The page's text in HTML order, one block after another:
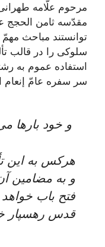
مرحوم علّامه
مقدّسه ثامن الحجج
توانستند مباحث
سلوكى را در قالب
استفاده عموم به
سر سفره عامّ إنعام
و خود بارها
هركس به اين
و به مضامين
فتح باب
قدس رهسپار